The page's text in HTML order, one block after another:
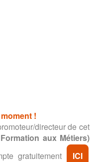
!
directeur de cet
aux Métiers)
gratuitement
ICI